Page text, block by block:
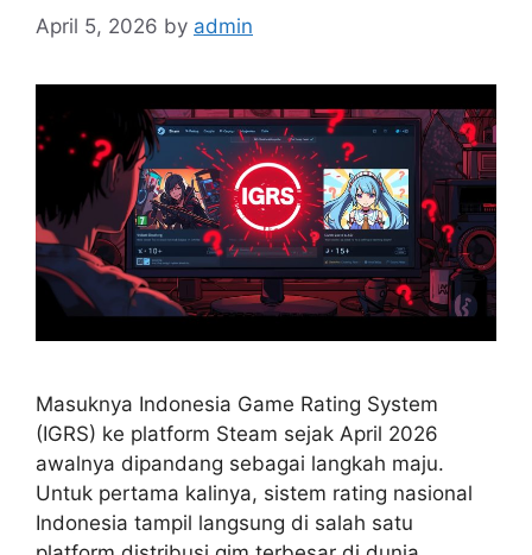
April 5, 2026 by admin
Masuknya Indonesia Game Rating System
(IGRS) ke platform Steam sejak April 2026
awalnya dipandang sebagai langkah maju.
Untuk pertama kalinya, sistem rating nasional
Indonesia tampil langsung di salah satu